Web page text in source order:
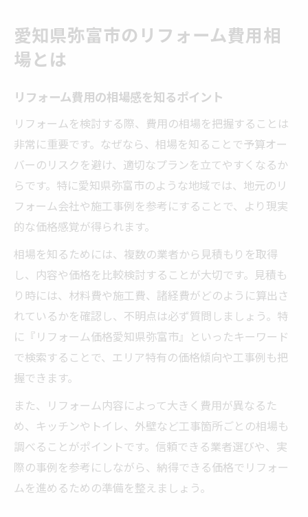
予算内で叶うリフォーム計画のコツ
リフォーム予算設定の基本と注意点
予算内で満足度を高めるリフォーム術
費用を抑えたリフォーム計画の立て方
リフォーム価格と品質のバランスの秘訣
リフォーム価格を抑える見積もりの工夫
リフォーム見積もり比較のポイント解説
見積もり時に確認すべき費用項目とは
追加費用を防ぐリフォーム相談のコツ
リフォーム価格交渉で気を付ける点
無駄のない見積もり依頼方法を紹介
住まいを快適にする費用対効果の秘訣
リフォームによる費用対効果の考え方
快適な住まいへ導くポイントと費用感
費用対効果を高めるリフォーム箇所
リフォーム価格と満足度の関係を解説
省エネリフォームで得する方法とは
安心して選ぶ地元リフォーム会社の特徴
信頼できるリフォーム会社の見極め方
リフォーム実績で選ぶ地元会社の強み
愛知県弥富市のリフォーム費用相
場とは
リフォーム費用の相場感を知るポイント
リフォームを検討する際、費用の相場を把握することは
非常に重要です。なぜなら、相場を知ることで予算オー
バーのリスクを避け、適切なプランを立てやすくなるか
らです。特に愛知県弥富市のような地域では、地元のリ
フォーム会社や施工事例を参考にすることで、より現実
的な価格感覚が得られます。
相場を知るためには、複数の業者から見積もりを取得
し、内容や価格を比較検討することが大切です。見積も
り時には、材料費や施工費、諸経費がどのように算出さ
れているかを確認し、不明点は必ず質問しましょう。特
に『リフォーム価格愛知県弥富市』といったキーワード
で検索することで、エリア特有の価格傾向や工事例も把
握できます。
また、リフォーム内容によって大きく費用が異なるた
め、キッチンやトイレ、外壁など工事箇所ごとの相場も
調べることがポイントです。信頼できる業者選びや、実
際の事例を参考にしながら、納得できる価格でリフォー
ムを進めるための準備を整えましょう。